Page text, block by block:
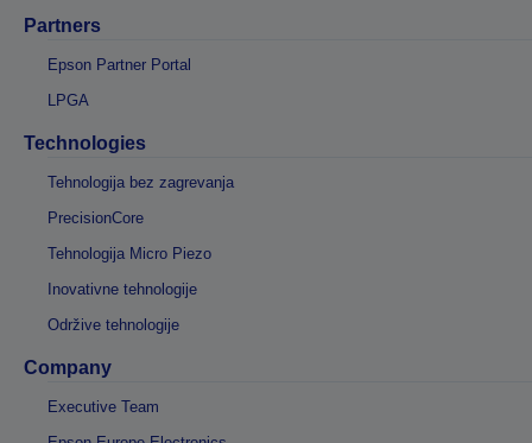
Partners
Epson Partner Portal
LPGA
Technologies
Tehnologija bez zagrevanja
PrecisionCore
Tehnologija Micro Piezo
Inovativne tehnologije
Održive tehnologije
Company
Executive Team